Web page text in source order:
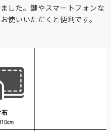
した。鍵やスマートフォンな
使いいただくと便利です。